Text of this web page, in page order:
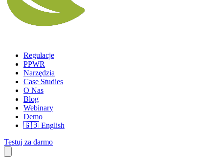
Regulacje
PPWR
Narzędzia
Case Studies
O Nas
Blog
Webinary
Demo
🇬🇧 English
Testuj za darmo